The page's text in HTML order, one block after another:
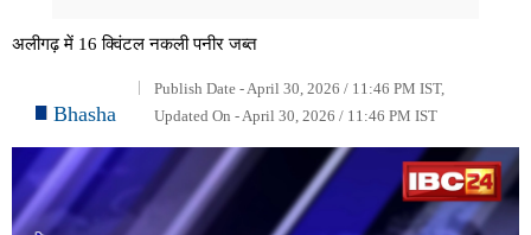
अलीगढ़ में 16 क्विंटल नकली पनीर जब्त
Bhasha
Publish Date - April 30, 2026 / 11:46 PM IST,
Updated On - April 30, 2026 / 11:46 PM IST